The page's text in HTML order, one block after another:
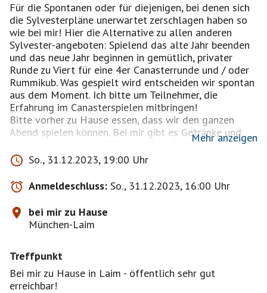
Für die Spontanen oder für diejenigen, bei denen sich
die Sylvesterpläne unerwartet zerschlagen haben so
wie bei mir! Hier die Alternative zu allen anderen
Sylvester-angeboten: Spielend das alte Jahr beenden
und das neue Jahr beginnen in gemütlich, privater
Runde zu Viert für eine 4er Canasterrunde und / oder
Rummikub. Was gespielt wird entscheiden wir spontan
aus dem Moment. Ich bitte um Teilnehmer, die
Erfahrung im Canasterspielen mitbringen!
Bitte vorher zu Hause essen, dass wir den ganzen
Abend spielen können. Bei mir gibt es Getränke und
Knabberzeug und ein Gläschen Sekt für 0:00 zum
anstoßen.
Ich freue mich auf einen netten Sylvesterbend
Wie Ihr öffentlich zu mir kommt:
1. S-Bhf Hirschgarten & 12 Min. Fußweg oder 1
Station mit Bus 62 bis Lautensackstr.
2. U5 bis Friedenheimer Straße & 5 Min. Fußweg
4. Bus 130 bis Hans-Thonauer-Str. & 5 Min. Fußweg
5. TRAM 18 & 19 bis Lautensackstaße & 5 Min.
Mehr anzeigen
So., 31.12.2023, 19:00 Uhr
Anmeldeschluss: So., 31.12.2023, 16:00 Uhr
bei mir zu Hause
München-Laim
Treffpunkt
Bei mir zu Hause in Laim - öffentlich sehr gut
erreichbar!